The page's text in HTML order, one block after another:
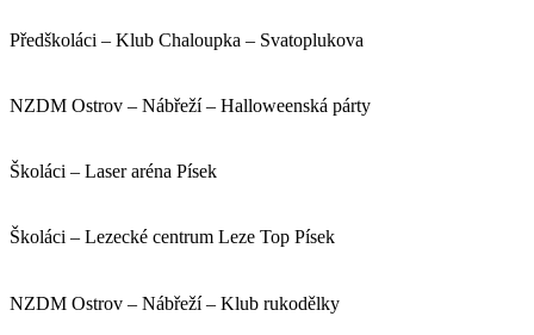
Předškoláci – Klub Chaloupka – Svatoplukova
NZDM Ostrov – Nábřeží – Halloweenská párty
Školáci – Laser aréna Písek
Školáci – Lezecké centrum Leze Top Písek
NZDM Ostrov – Nábřeží – Klub rukodělky